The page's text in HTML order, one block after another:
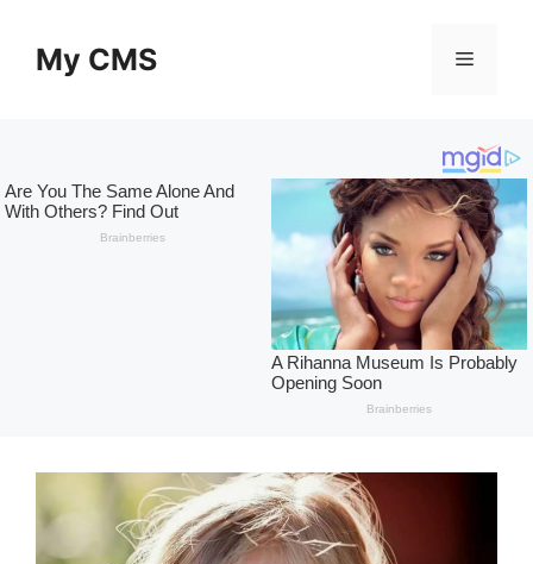
contentMy CMS Menu